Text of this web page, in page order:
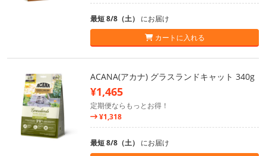
最短 8/8（土） にお届け
カートに入れる
ACANA(アカナ) グラスランドキャット 340g
¥1,465
定期便ならもっとお得！
¥1,318
最短 8/8（土） にお届け